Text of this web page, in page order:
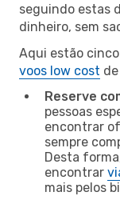
seguindo estas
dinheiro, sem
Aqui estão
voos low cost
Reserve
pessoas
encontrar
sempre
Desta
encontrar
mais pelos